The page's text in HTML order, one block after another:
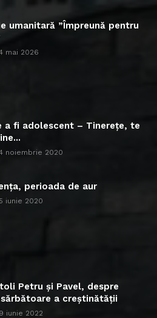
umanitară ”Împreună pentru
mai 2026
a fi adolescent – Tinerețe, te
noiembrie 2020
perioada de aur
iunie 2020
Petru și Pavel, despre
a creștinătății
iunie 2022